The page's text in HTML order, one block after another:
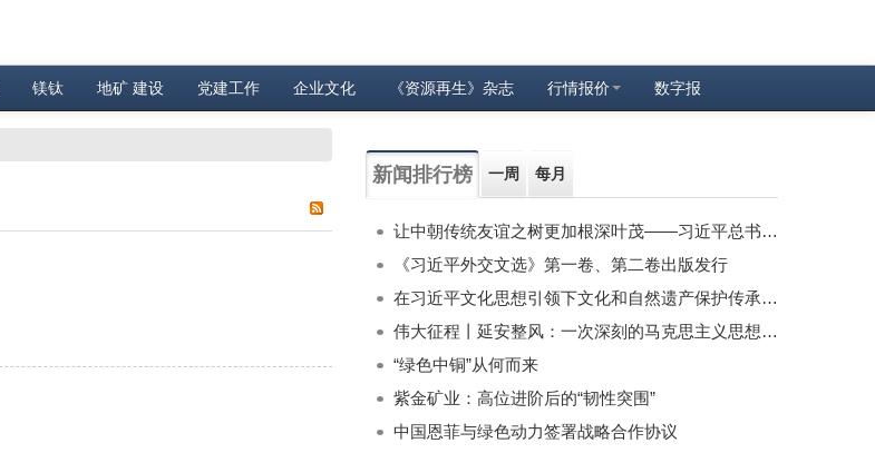
镁钛 地矿 建设 党建工作 企业文化 《资源再生》杂志 行情报价 数字报
新闻排行榜 一周 每月
让中朝传统友谊之树更加根深叶茂——习近平总书记对朝鲜进行国事访问纪实
《习近平外交文选》第一卷、第二卷出版发行
在习近平文化思想引领下文化和自然遗产保护传承利用工作开创新局面
伟大征程丨延安整风：一次深刻的马克思主义思想教育运动
“绿色中铜”从何而来
紫金矿业：高位进阶后的“韧性突围”
中国恩菲与绿色动力签署战略合作协议